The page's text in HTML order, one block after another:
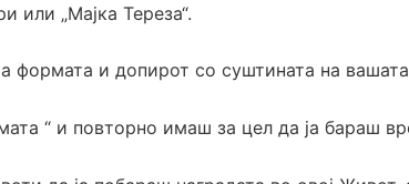
или „Мајка Тереза“.
формата и допирот со суштината на
“ и повторно имаш за цел да ја бараш